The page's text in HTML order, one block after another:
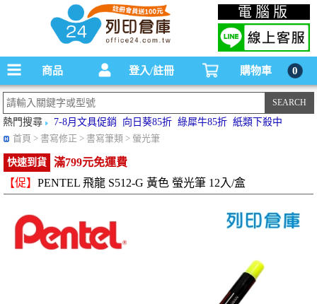
碳粉匣，墨水匣,原廠碳粉匣，副廠碳粉匣，環保碳粉匣,連續供墨印表機-office24列印
倉庫線上購物手機版
電腦版
商品 登入/註冊 購物車 0
熱門搜尋 7-8月文具促銷 向日葵85折 綠犀牛85折 紙類下殺中
首頁 > 書寫修正 > 書寫筆類 > 螢光筆
快速到貨
滿799元免運費
【促】 PENTEL 飛龍 S512-G 黃色 螢光筆 12入/盒